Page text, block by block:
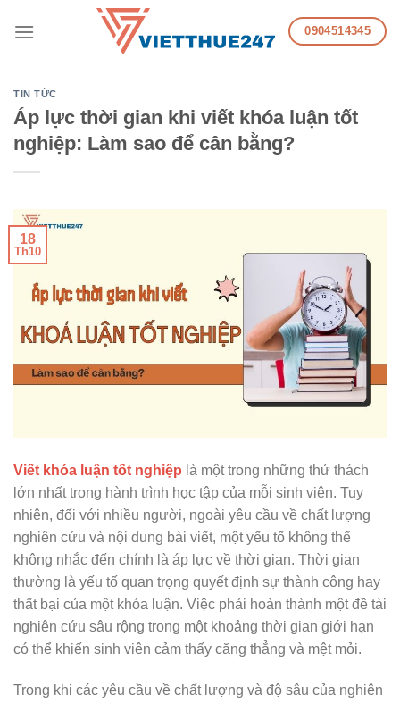
0904514345
TIN TỨC
Áp lực thời gian khi viết khóa luận tốt
nghiệp: Làm sao để cân bằng?
18
Th10
Viết khóa luận tốt nghiệp là một trong những thử thách
lớn nhất trong hành trình học tập của mỗi sinh viên. Tuy
nhiên, đối với nhiều người, ngoài yêu cầu về chất lượng
nghiên cứu và nội dung bài viết, một yếu tố không thể
không nhắc đến chính là áp lực về thời gian. Thời gian
thường là yếu tố quan trọng quyết định sự thành công hay
thất bại của một khóa luận. Việc phải hoàn thành một đề tài
nghiên cứu sâu rộng trong một khoảng thời gian giới hạn
có thể khiến sinh viên cảm thấy căng thẳng và mệt mỏi.
Trong khi các yêu cầu về chất lượng và độ sâu của nghiên